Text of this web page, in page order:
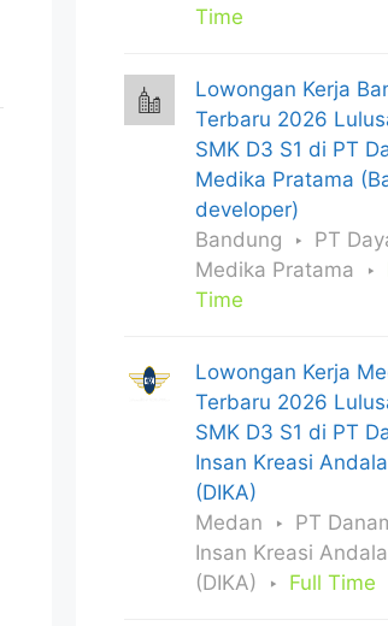
Time
Lowongan Kerja
Terbaru 2026
SMK D3 S1 di PT
Medika Pratama
developer)
Bandung
PT
Medika Pratama
Time
Lowongan Kerja
Terbaru 2026
SMK D3 S1 di PT
Insan Kreasi
(DIKA)
Medan
PT
Insan Kreasi
(DIKA)
Full Time